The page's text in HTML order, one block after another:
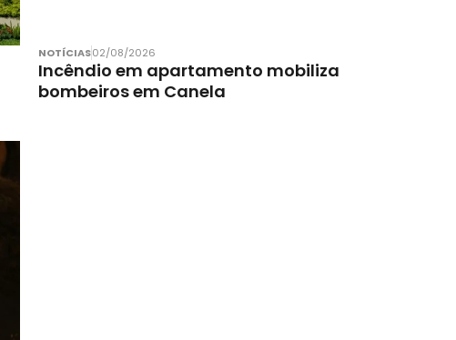
NOTÍCIAS02/08/2026
Incêndio em apartamento mobiliza
bombeiros em Canela